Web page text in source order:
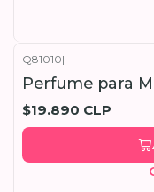
Q81010|
Perfume para
$19.890 CLP